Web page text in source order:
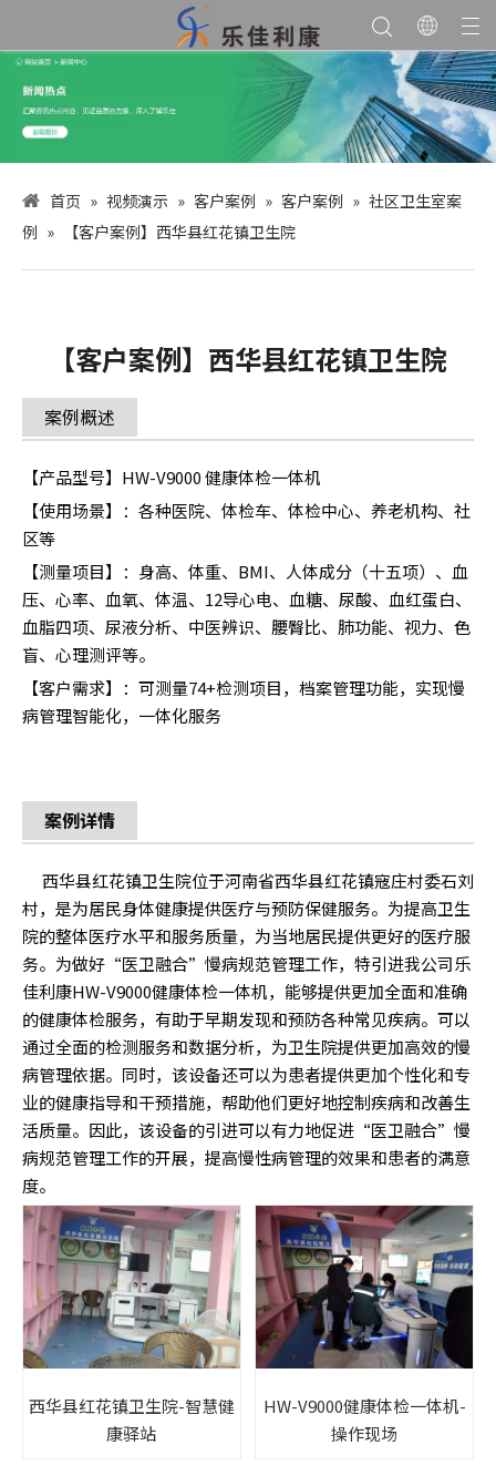
首页 » 视频演示 » 客户案例 » 客户案例 » 社区卫生室案
例 » 【客户案例】西华县红花镇卫生院
【客户案例】西华县红花镇卫生院
案例概述
【产品型号】HW-V9000 健康体检一体机
【使用场景】：各种医院、体检车、体检中心、养老机构、社
区等
【测量项目】：身高、体重、BMI、人体成分（十五项）、血
压、心率、血氧、体温、12导心电、血糖、尿酸、血红蛋白、
血脂四项、尿液分析、中医辨识、腰臀比、肺功能、视力、色
盲、心理测评等。
【客户需求】：可测量74+检测项目，档案管理功能，实现慢
病管理智能化，一体化服务
案例详情
西华县红花镇卫生院位于河南省西华县红花镇寇庄村委石刘
村，是为居民身体健康提供医疗与预防保健服务。为提高卫生
院的整体医疗水平和服务质量，为当地居民提供更好的医疗服
务。为做好“医卫融合”慢病规范管理工作，特引进我公司乐
佳利康HW-V9000健康体检一体机，能够提供更加全面和准确
的健康体检服务，有助于早期发现和预防各种常见疾病。可以
通过全面的检测服务和数据分析，为卫生院提供更加高效的慢
病管理依据。同时，该设备还可以为患者提供更加个性化和专
业的健康指导和干预措施，帮助他们更好地控制疾病和改善生
活质量。因此，该设备的引进可以有力地促进“医卫融合”慢
病规范管理工作的开展，提高慢性病管理的效果和患者的满意
度。
西华县红花镇卫生院-智慧健
康驿站
HW-V9000健康体检一体机-
操作现场